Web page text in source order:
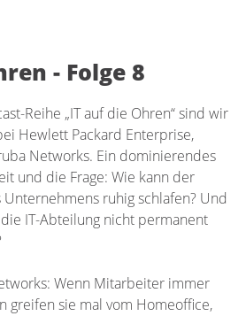
- Folge 8
Reihe „IT auf die Ohren“ sind wir
Hewlett Packard Enterprise,
Networks. Ein dominierendes
und die Frage: Wie kann der
ruhig schlafen? Und
IT-Abteilung nicht permanent
Wenn Mitarbeiter immer
greifen sie mal vom Homeoffice,